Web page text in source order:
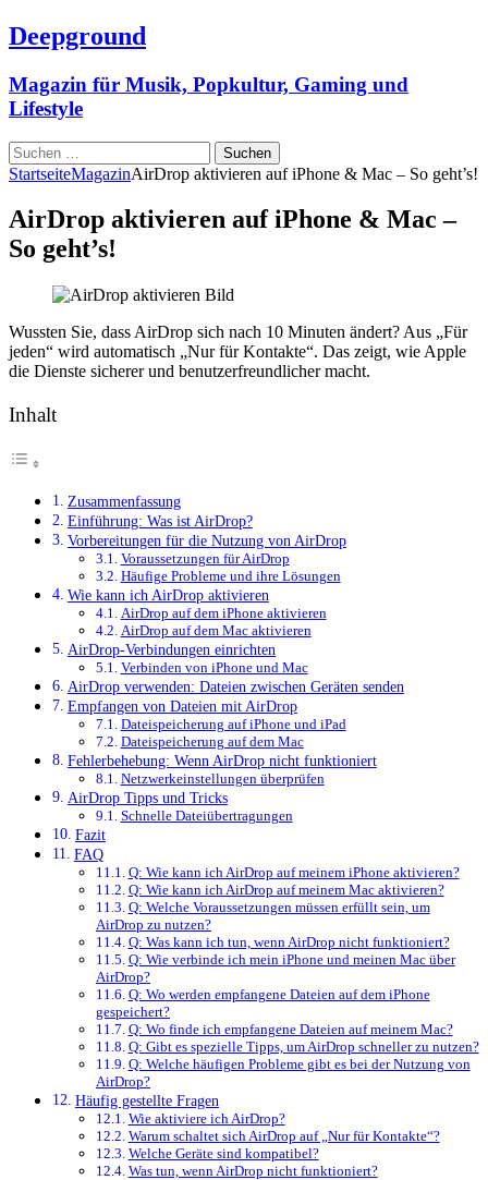
Deepground
Magazin für Musik, Popkultur, Gaming und
Lifestyle
Suchen
nach:
StartseiteMagazinAirDrop aktivieren auf iPhone & Mac – So geht’s!
AirDrop aktivieren auf iPhone & Mac –
So geht’s!
Wussten Sie, dass AirDrop sich nach 10 Minuten ändert? Aus „Für
jeden“ wird automatisch „Nur für Kontakte“. Das zeigt, wie Apple
die Dienste sicherer und benutzerfreundlicher macht.
Inhalt
Zusammenfassung
Einführung: Was ist AirDrop?
Vorbereitungen für die Nutzung von AirDrop
Voraussetzungen für AirDrop
Häufige Probleme und ihre Lösungen
Wie kann ich AirDrop aktivieren
AirDrop auf dem iPhone aktivieren
AirDrop auf dem Mac aktivieren
AirDrop-Verbindungen einrichten
Verbinden von iPhone und Mac
AirDrop verwenden: Dateien zwischen Geräten senden
Empfangen von Dateien mit AirDrop
Dateispeicherung auf iPhone und iPad
Dateispeicherung auf dem Mac
Fehlerbehebung: Wenn AirDrop nicht funktioniert
Netzwerkeinstellungen überprüfen
AirDrop Tipps und Tricks
Schnelle Dateiübertragungen
Fazit
FAQ
Q: Wie kann ich AirDrop auf meinem iPhone aktivieren?
Q: Wie kann ich AirDrop auf meinem Mac aktivieren?
Q: Welche Voraussetzungen müssen erfüllt sein, um
AirDrop zu nutzen?
Q: Was kann ich tun, wenn AirDrop nicht funktioniert?
Q: Wie verbinde ich mein iPhone und meinen Mac über
AirDrop?
Q: Wo werden empfangene Dateien auf dem iPhone
gespeichert?
Q: Wo finde ich empfangene Dateien auf meinem Mac?
Q: Gibt es spezielle Tipps, um AirDrop schneller zu nutzen?
Q: Welche häufigen Probleme gibt es bei der Nutzung von
AirDrop?
Häufig gestellte Fragen
Wie aktiviere ich AirDrop?
Warum schaltet sich AirDrop auf „Nur für Kontakte“?
Welche Geräte sind kompatibel?
Was tun, wenn AirDrop nicht funktioniert?